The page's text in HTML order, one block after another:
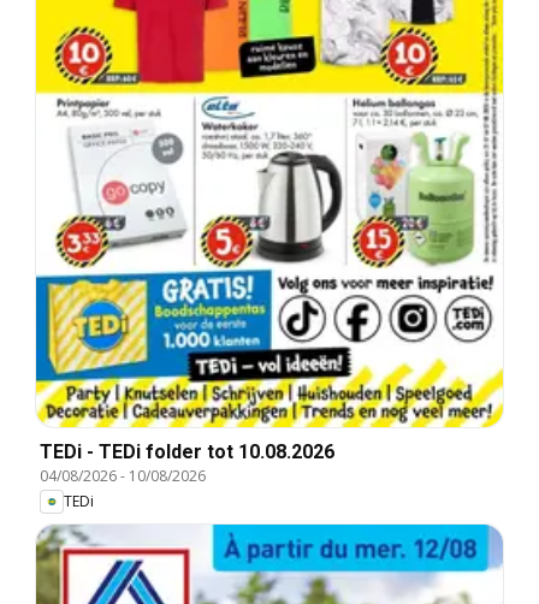
TEDi - TEDi folder tot 10.08.2026
04/08/2026- 10/08/2026
TEDi